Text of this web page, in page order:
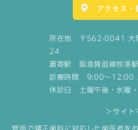
アクセス・
所在地 〒562-0041 大
24
最寄駅 阪急箕面線牧落
診療時間 9:00～12:00
休診日 土曜午後・水曜
＞サイト
箕面で矯正歯科に対応した歯医者を